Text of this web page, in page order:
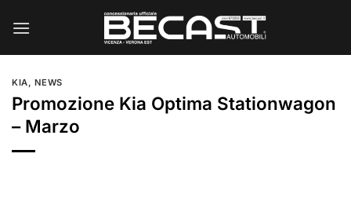
KIA, NEWS
Promozione Kia Optima Stationwagon
– Marzo